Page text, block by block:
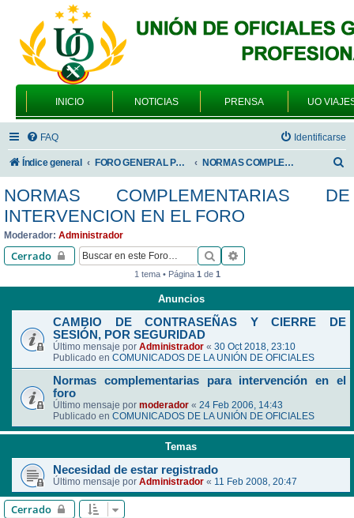
INICIO NOTICIAS PRENSA UO
FAQ Identificarse
Índice general FORO GENERAL PARA TODOS LOS USUARIOS NORMAS COMPLEMENTARIAS DE INTERVENCION EN EL FORO
s
NORMAS COMPLEMENTARIAS DE
INTERVENCION EN EL FORO
Moderador: Administrador
Cerrado Buscar
1 tema • Página 1de 1
Anuncios
CAMBIO DE CONTRASEÑAS Y CIERRE DE
SESIÓN, POR SEGURIDAD
Último mensaje por Administrador « 30 Oct 2018, 23:10
Publicado en COMUNICADOS DE LA UNIÓN DE OFICIALES
Normas complementarias para intervención en el
foro
Último mensaje por moderador « 24 Feb 2006, 14:43
Publicado en COMUNICADOS DE LA UNIÓN DE OFICIALES
Temas
Necesidad de estar registrado
Último mensaje por Administrador « 11 Feb 2008, 20:47
Cerrado